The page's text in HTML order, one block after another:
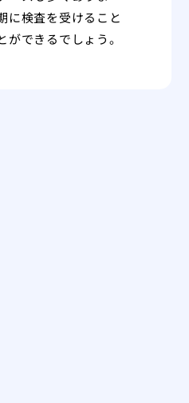
に検査を受けること
できるでしょう。